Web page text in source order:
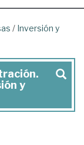
/ Inversión y
y